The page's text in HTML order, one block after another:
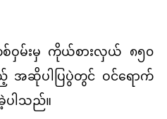
ဝှမ်းမှ ကိုယ်စားလှယ် ၈၅၀
အဆိုပါပြပွဲတွင် ဝင်ရောက်
ခဲ့ပါသည်။